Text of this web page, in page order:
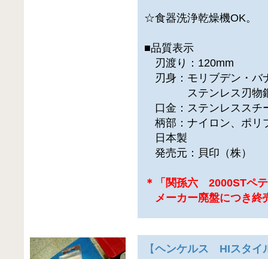
☆食器洗浄乾燥機OK。
■品質表示
刃渡り：120mm
刃身：モリブデン・バ
ステンレス刃物
口金：ステンレススチ
柄部：ナイロン、ポリ
日本製
発売元：貝印（株）
＊「関孫六 2000STペ
メーカー廃盤につき終
【ヘンケルス HIスタイ